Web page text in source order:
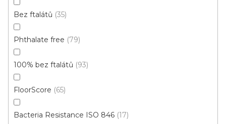
Bez ftalátů 35
Phthalate free 79
100% bez ftalátů 93
FloorScore 65
Bacteria Resistance ISO 846 17